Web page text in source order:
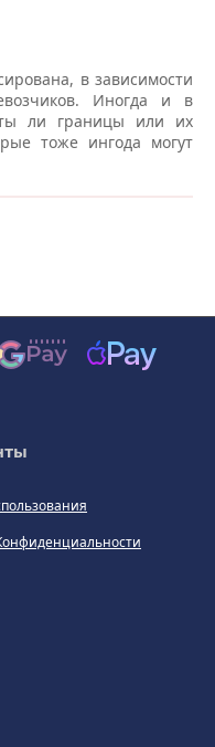
в зависимости
Иногда и в
ли границы или их
тоже ингода могут